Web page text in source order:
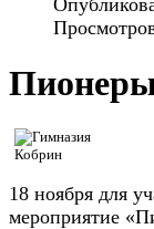
18 ноября для
мероприятие